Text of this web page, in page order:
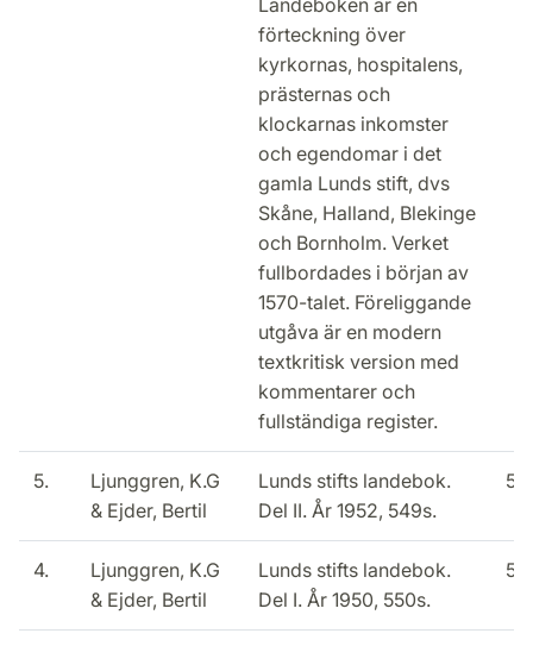
Landeboken är en
förteckning över
kyrkornas, hospitalens,
prästernas och
klockarnas inkomster
och egendomar i det
gamla Lunds stift, dvs
Skåne, Halland, Blekinge
och Bornholm. Verket
fullbordades i början av
1570-talet. Föreliggande
utgåva är en modern
textkritisk version med
kommentarer och
fullständiga register.
5.
Ljunggren, K.G
& Ejder, Bertil
Lunds stifts landebok.
Del II. År 1952, 549s.
50
4.
Ljunggren, K.G
& Ejder, Bertil
Lunds stifts landebok.
Del I. År 1950, 550s.
50